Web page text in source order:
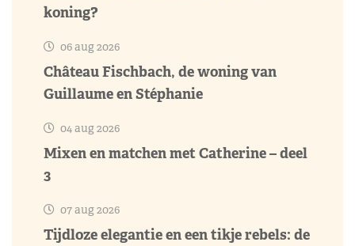
koning?
06 aug 2026
Château Fischbach, de woning van
Guillaume en Stéphanie
04 aug 2026
Mixen en matchen met Catherine – deel
3
07 aug 2026
Tijdloze elegantie en een tikje rebels: de